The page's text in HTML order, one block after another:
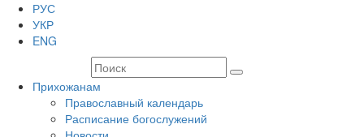
РУС
УКР
ENG
Прихожанам
Православный календарь
Расписание богослужений